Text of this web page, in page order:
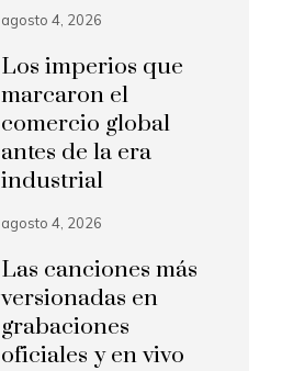
agosto 4, 2026
Los imperios que
marcaron el
comercio global
antes de la era
industrial
agosto 4, 2026
Las canciones más
versionadas en
grabaciones
oficiales y en vivo